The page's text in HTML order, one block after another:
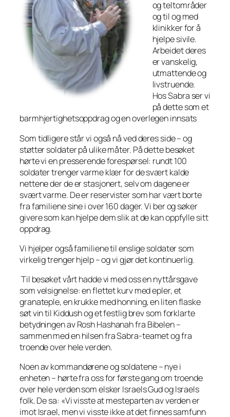
og teltområder
og til og med
klinikker for å
hjelpe sivile.
Arbeidet deres
er vanskelig,
utmattende og
livstruende.
Hos Sabra ser vi
på dette som et
barmhjertighetsoppdrag og en overlegen innsats
Som tidligere står vi også nå ved deres side – og
støtter soldater på ulike måter. På dette besøket
hørte vi en presserende forespørsel: rundt 100
soldater trenger varme klær for de svært kalde
nettene der de er stasjonert, selv om dagene er
svært varme. De er reservister som har vært borte
fra familiene sine i over 160 dager. Vi ber og søker
givere som kan hjelpe dem slik at de kan oppfylle sitt
oppdrag.
Vi hjelper også familiene til enslige soldater som
virkelig trenger hjelp – og vi gjør det kontinuerlig.
Til besøket vårt hadde vi med oss en nyttårsgave
som velsignelse: en flettet kurv med epler, et
granateple, en krukke med honning, en liten flaske
søt vin til Kiddush og et festlig brev som forklarte
betydningen av Rosh Hashanah fra Bibelen –
sammen med en hilsen fra Sabra-teamet og fra
troende over hele verden.
Noen av kommandørene og soldatene – nye i
enheten – hørte fra oss for første gang om troende
over hele verden som elsker Israels Gud og Israels
folk. De sa: «Vi visste at mesteparten av verden er
imot Israel, men vi visste ikke at det finnes samfunn